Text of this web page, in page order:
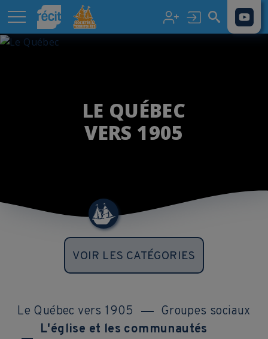
Aller au contenu principal
LE QUÉBEC
VERS 1905
VOIR LES CATÉGORIES
Le Québec vers 1905
Groupes sociaux
L'église et les communautés